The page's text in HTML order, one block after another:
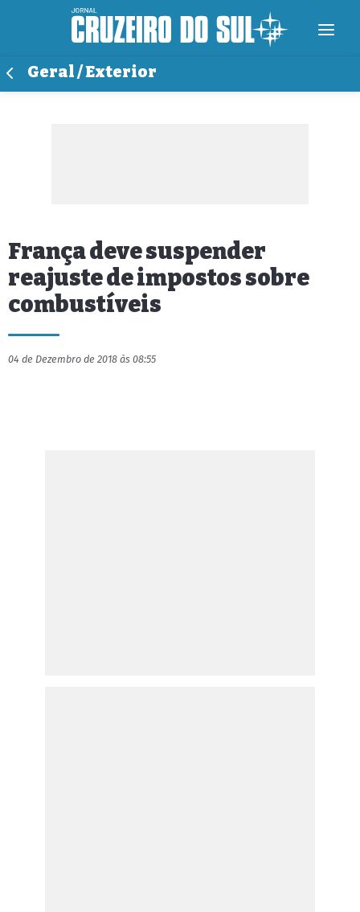
Geral / Exterior
França deve suspender
reajuste de impostos sobre
combustíveis
04 de Dezembro de 2018 às 08:55